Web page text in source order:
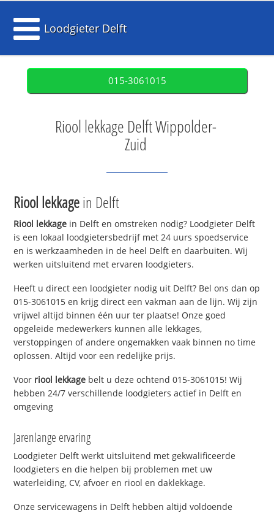
Loodgieter Delft
015-3061015
Riool lekkage Delft Wippolder-
Zuid
Riool lekkagein Delft
Riool lekkage in Delft en omstreken nodig? Loodgieter Delft
is een lokaal loodgietersbedrijf met 24 uurs spoedservice
en is werkzaamheden in de heel Delft en daarbuiten. Wij
werken uitsluitend met ervaren loodgieters.
Heeft u direct een loodgieter nodig uit Delft? Bel ons dan op
015-3061015 en krijg direct een vakman aan de lijn. Wij zijn
vrijwel altijd binnen één uur ter plaatse! Onze goed
opgeleide medewerkers kunnen alle lekkages,
verstoppingen of andere ongemakken vaak binnen no time
oplossen. Altijd voor een redelijke prijs.
Voor riool lekkage belt u deze ochtend 015-3061015! Wij
hebben 24/7 verschillende loodgieters actief in Delft en
omgeving
Jarenlange ervaring
Loodgieter Delft werkt uitsluitend met gekwalificeerde
loodgieters en die helpen bij problemen met uw
waterleiding, CV, afvoer en riool en daklekkage.
Onze servicewagens in Delft hebben altijd voldoende